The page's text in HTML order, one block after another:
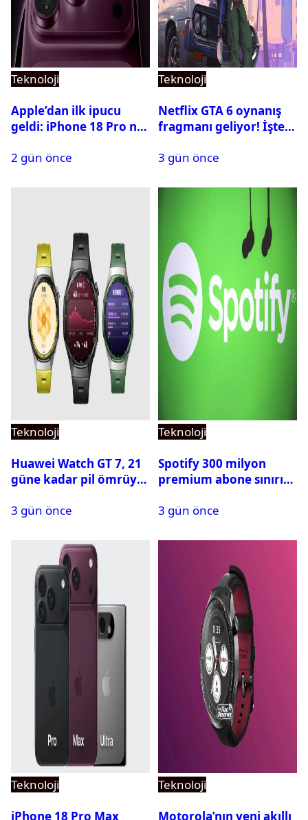
Teknoloji
Apple’dan ilk ipucu
geldi: iPhone 18 Pro ne
2 gün önce
Teknoloji
Netflix GTA 6 oynanış
fragmanı geliyor! İşte
3 gün önce
Teknoloji
Huawei Watch GT 7, 21
güne kadar pil ömrüyle
3 gün önce
Teknoloji
Spotify 300 milyon
premium abone sınırını
3 gün önce
Teknoloji
iPhone 18 Pro Max
Teknoloji
Motorola’nın yeni akıllı